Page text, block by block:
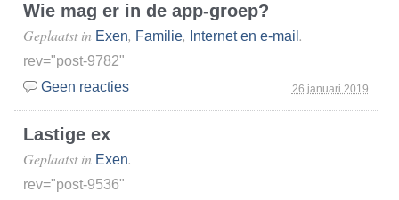
Wie mag er in de app-groep?
26 januari 2019
Geplaatst in Exen, Familie, Internet en e-mail .
rev="post-9782"
Geen reacties
Lastige ex
Geplaatst in Exen.
rev="post-9536"